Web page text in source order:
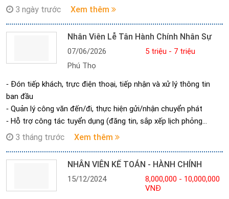
hàng
⁃ Phối hợp với kế toán kiểm soát chứng từ, hóa đơn
⁃ Mua hàng trong nước và nhập khẩu
⁃ Thực hiện kế hoạch doanh số theo tháng/quý/năm
⁃ Báo cáo công việc theo yêu cầu
⁃ Hiểu biết về sản phẩm hóa chất công nghiệp, thiết bị công
nghiệp, cao su,.. là một lợi thế
⁃ Đã từng bán hàng khách hàng Doanh nghiệp (B2B) là một lợi
thế
3 ngày trước Xem thêm
Nhân Viên Lễ Tân Hành Chính Nhân Sự
07/06/2026
5 triệu - 7 triệu
Phú Thọ
⁃ Đón tiếp khách, trực điện thoại, tiếp nhận và xử lý thông tin
ban đầu
⁃ Quản lý công văn đến/đi, thực hiện gửi/nhận chuyển phát
⁃ Hỗ trợ công tác tuyển dụng (đăng tin, sắp xếp lịch phỏng
vấn…)
⁃ Tổ chức các hoạt động nội bộ, sự kiện Công ty
⁃ Theo dõi chấm công, cung cấp dữ liệu cho bộ phận kế toán
⁃ Hỗ trợ các công việc hành chính, kế toán khác theo yêu cầu
3 tháng trước Xem thêm
NHÂN VIÊN KẾ TOÁN - HÀNH CHÍNH
15/12/2024
8,000,000 - 10,000,000
VNĐ